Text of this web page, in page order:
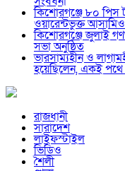
কিশোরগঞ্জে ৮০ পিস
ওয়ারেন্টভুক্ত
কিশোরগঞ্জে জুলাই
সভা অনুষ্ঠিত
ভারসাম্যহীন ও
হয়েছিলেন, একই পথে
রাজধানী
সারাদেশ
লাইফস্টাইল
ভিডিও
শৈলী